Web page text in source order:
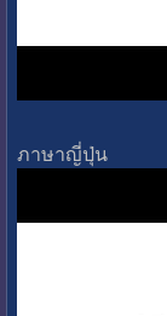
ภาษาญี่ปุ่น